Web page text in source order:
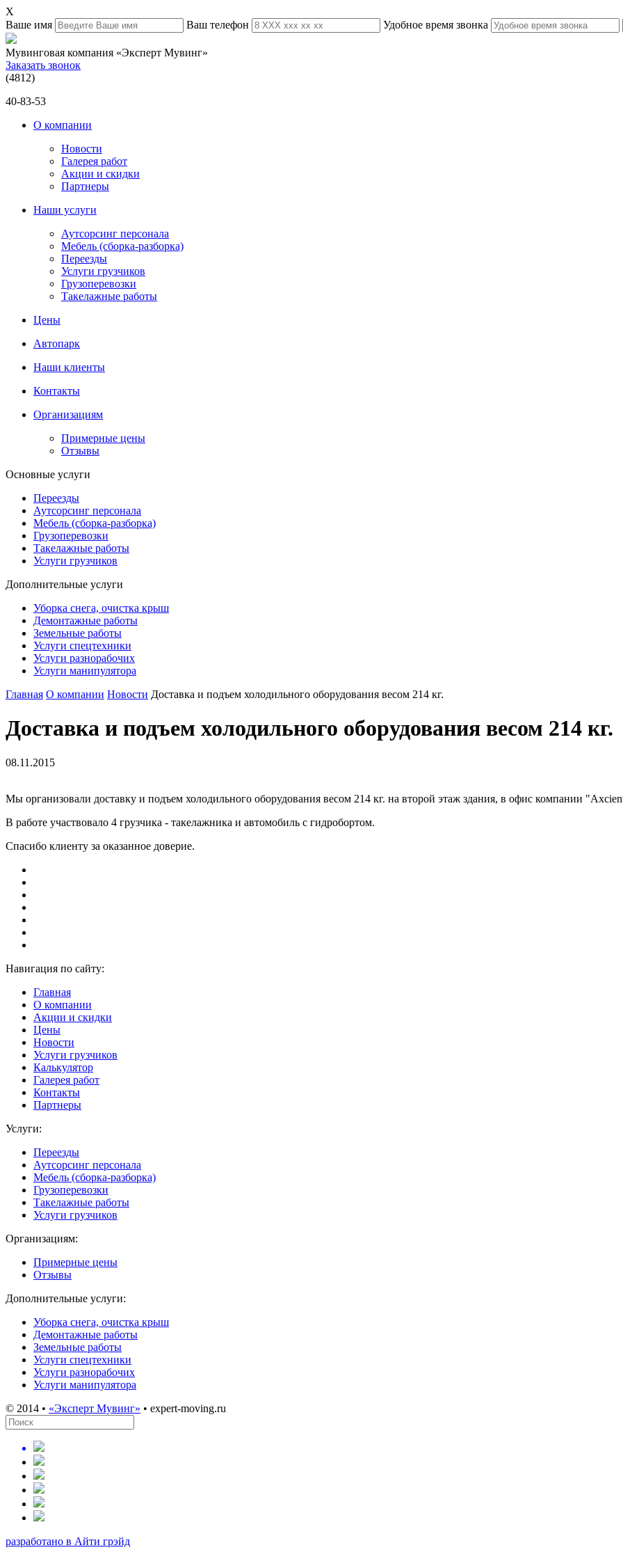
X
Ваше имя
Ваш телефон Удобное время звонка
Мувинговая компания «Эксперт Мувинг»
Заказать звонок
(4812)
40-83-53
О компании
Новости
Галерея работ
Акции и скидки
Партнеры
Наши услуги
Аутсорсинг персонала
Мебель (сборка-разборка)
Переезды
Услуги грузчиков
Грузоперевозки
Такелажные работы
Цены
Автопарк
Наши клиенты
Контакты
Организациям
Примерные цены
Отзывы
Основные услуги
Переезды
Аутсорсинг персонала
Мебель (сборка-разборка)
Грузоперевозки
Такелажные работы
Услуги грузчиков
Дополнительные услуги
Уборка снега, очистка крыш
Демонтажные работы
Земельные работы
Услуги спецтехники
Услуги разнорабочих
Услуги манипулятора
Главная О компании Новости Доставка и подъем холодильного оборудования весом 214 кг.
Доставка и подъем холодильного оборудования весом 214 кг.
08.11.2015
Мы организовали доставку и подъем холодильного оборудования весом 214 кг. на второй этаж здания, в офис компании
В работе участвовало 4 грузчика - такелажника и автомобиль с гидробортом.
Спасибо клиенту за оказанное доверие.
Навигация по сайту:
Главная
О компании
Акции и скидки
Цены
Новости
Услуги грузчиков
Калькулятор
Галерея работ
Контакты
Партнеры
Услуги:
Переезды
Аутсорсинг персонала
Мебель (сборка-разборка)
Грузоперевозки
Такелажные работы
Услуги грузчиков
Организациям:
Примерные цены
Отзывы
Дополнительные услуги:
Уборка снега, очистка крыш
Демонтажные работы
Земельные работы
Услуги спецтехники
Услуги разнорабочих
Услуги манипулятора
© 2014 • «Эксперт Мувинг» • expert-moving.ru
разработано в Айти грэйд